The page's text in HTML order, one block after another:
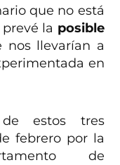
que no está
la posible
nos llevarían a
en
estos tres
febrero por la
de